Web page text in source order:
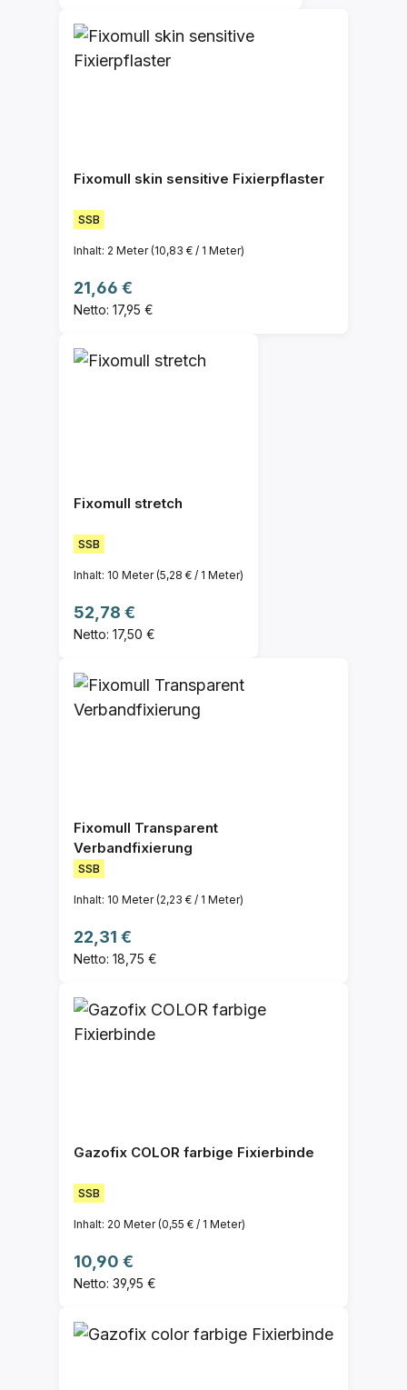
Fixomull skin sensitive Fixierpflaster
SSB
Inhalt: 2 Meter(10,83 € / 1 Meter)
Regulärer Preis:
21,66 €
Netto: 17,95 €
Fixomull stretch
SSB
Inhalt: 10 Meter(5,28 € / 1 Meter)
Regulärer Preis:
52,78 €
Netto: 17,50 €
Fixomull Transparent
Verbandfixierung
SSB
Inhalt: 10 Meter(2,23 € / 1 Meter)
Regulärer Preis:
22,31 €
Netto: 18,75 €
Gazofix COLOR farbige Fixierbinde
SSB
Inhalt: 20 Meter(0,55 € / 1 Meter)
Regulärer Preis:
10,90 €
Netto: 39,95 €